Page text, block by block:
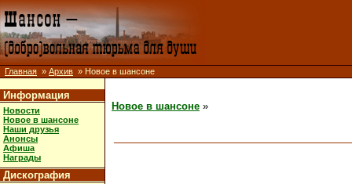
Главная » Архив » Новое в шансоне
Информация
Новости
Новое в шансоне
Наши друзья
Анонсы
Афиша
Награды
Дискография
Новое в шансоне »